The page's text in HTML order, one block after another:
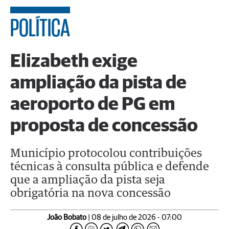
POLÍTICA
Elizabeth exige
ampliação da pista de
aeroporto de PG em
proposta de concessão
Município protocolou contribuições
técnicas à consulta pública e defende
que a ampliação da pista seja
obrigatória na nova concessão
João Bobato | 08 de julho de 2026 - 07:00